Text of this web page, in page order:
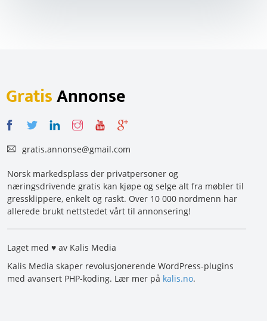
GratisAnnonse
gratis.annonse@gmail.com
Norsk markedsplass der privatpersoner og
næringsdrivende gratis kan kjøpe og selge alt fra møbler til
gressklippere, enkelt og raskt. Over 10 000 nordmenn har
allerede brukt nettstedet vårt til annonsering!
Laget med ♥ av Kalis Media
Kalis Media skaper revolusjonerende WordPress-plugins
med avansert PHP-koding. Lær mer på kalis.no.